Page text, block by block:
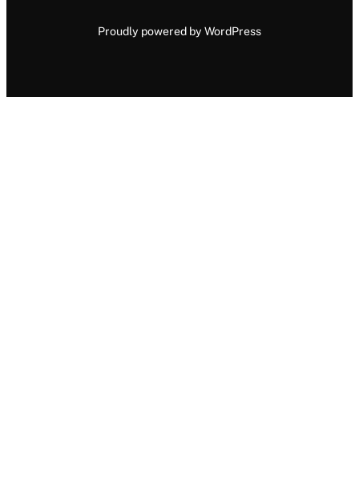
Proudly powered by WordPress